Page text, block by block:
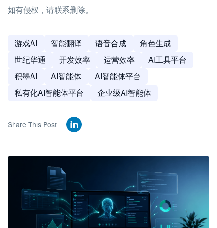
如有侵权，请联系删除。
游戏AI 智能翻译 语音合成
角色生成
世纪华通
开发效率 运营效率
AI工具平台
积墨AI
AI智能体
AI智能体平台
私有化AI智能体平台
企业级AI智能体
Share This Post